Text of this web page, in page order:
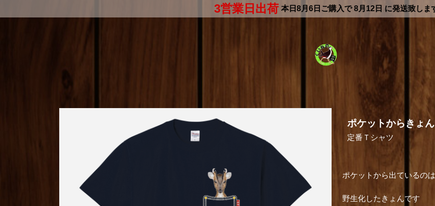
3営業日出荷 本日 8月6日 ご購入で8月12日 に発送致しま
ポケットからきょ
定番Ｔシャツ
ポケットから出ているの
野生化したきょんです